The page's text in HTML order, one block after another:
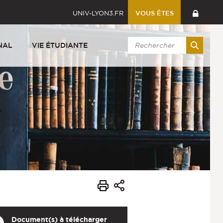
UNIV-LYON3.FR VOUS ÊTES
VIE ÉTUDIANTE
Document(s) à télécharger